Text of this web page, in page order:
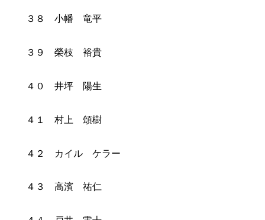
３８ 小幡 竜平
３９ 榮枝 裕貴
４０ 井坪 陽生
４１ 村上 頌樹
４２ カイル ケラー
４３ 高濱 祐仁